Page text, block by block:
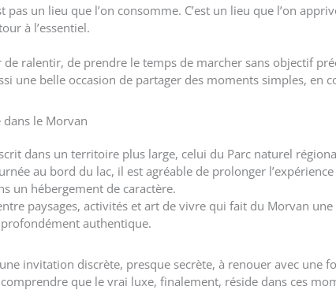
pas un lieu que l’on consomme. C’est un lieu que l’on
à l’essentiel.
de ralentir, de prendre le temps de marcher sans objectif
une belle occasion de partager des moments simples,
dans le Morvan
dans un territoire plus large, celui du Parc naturel
au bord du lac, il est agréable de prolonger
un hébergement de caractère.
paysages, activités et art de vivre qui fait du Morvan
authentique.
invitation discrète, presque secrète, à renouer avec
que le vrai luxe, finalement, réside dans ces